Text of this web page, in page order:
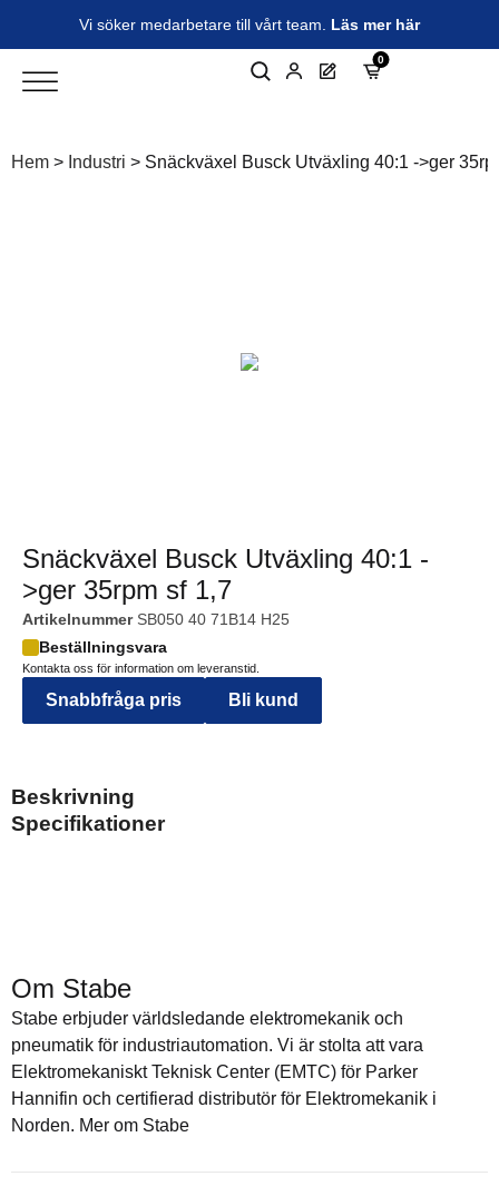
Vi söker medarbetare till vårt team. Läs mer här
0
Hem > Industri > Snäckväxel Busck Utväxling 40:1 ->ger
Snäckväxel Busck Utväxling 40:1 -
>ger 35rpm sf 1,7
Artikelnummer SB050 40 71B14 H25
Beställningsvara
Kontakta oss för information om leveranstid.
Snabbfråga pris Bli kund
Beskrivning
Specifikationer
Om Stabe
Stabe erbjuder världsledande elektromekanik och
pneumatik för industriautomation. Vi är stolta att vara
Elektromekaniskt Teknisk Center (EMTC) för Parker
Hannifin och certifierad distributör för Elektromekanik i
Norden. Mer om Stabe